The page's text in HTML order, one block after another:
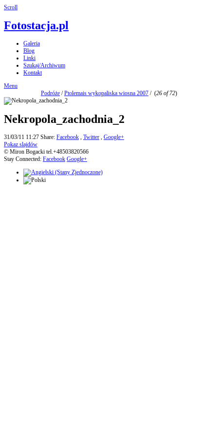
Scroll
Fotostacja.pl
Galeria
Blog
Linki
Szukaj/Archiwum
Kontakt
Menu
Podróże /Ptolemais wykopaliska wiosna 2007 / (26 of 72)
Nekropola_zachodnia_2
31/03/11 11:27 Share: Facebook , Twitter , Google+
Pokaz slajdów
© Miron Bogacki tel.+48503820566
Stay Connected: Facebook Google+